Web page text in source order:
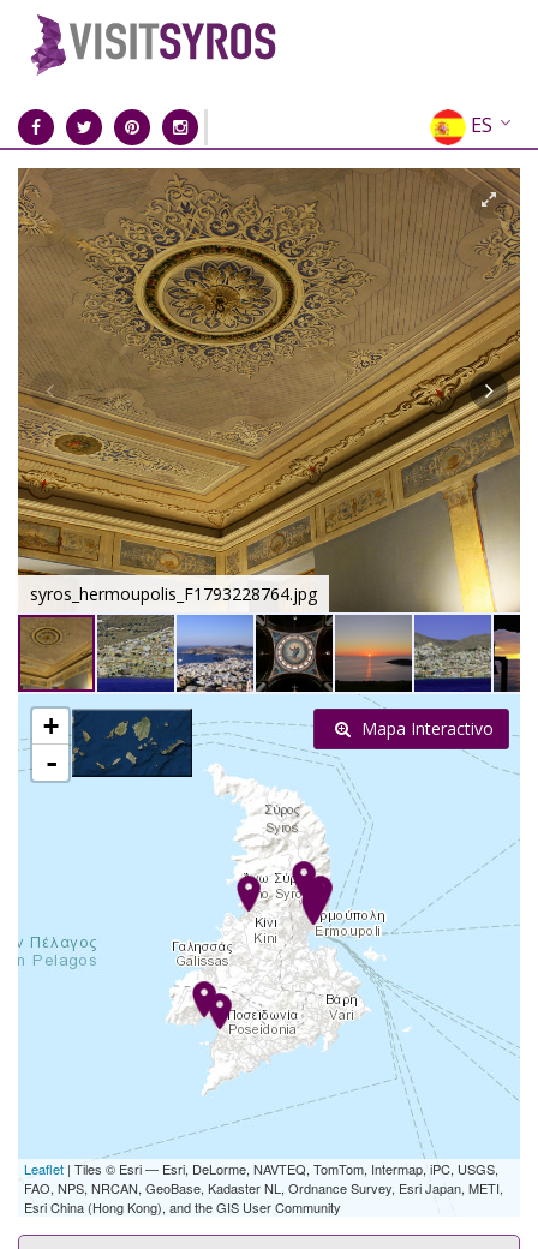
ES
EN
EL
FR
DE
IT
RU
CN
syros_hermoupolis_F1793228764.jpg
+
-
Leaflet | Tiles © Esri — Esri, DeLorme, NAVTEQ, TomTom, Intermap, iPC, USGS,
FAO, NPS, NRCAN, GeoBase, Kadaster NL, Ordnance Survey, Esri Japan, METI,
Esri China (Hong Kong), and the GIS User Community
Mapa Interactivo